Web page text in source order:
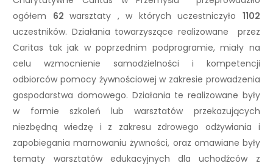
ogółem 62warsztaty , w których uczestniczyło 1102
uczestników. Działania towarzyszące realizowane przez
Caritas tak jak w poprzednim podprogramie, miały na
celu wzmocnienie samodzielności i kompetencji
odbiorców pomocy żywnościowej w zakresie prowadzenia
gospodarstwa domowego. Działania te realizowane były
w formie szkoleń lub warsztatów przekazujących
niezbędną wiedzę i z zakresu zdrowego odżywiania i
zapobiegania marnowaniu żywności, oraz omawiane były
tematy warsztatów edukacyjnych dla uchodźców z